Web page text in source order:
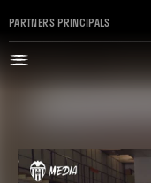
PARTNERS PRINCIPALS